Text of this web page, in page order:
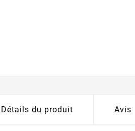
Détails du produit Avis